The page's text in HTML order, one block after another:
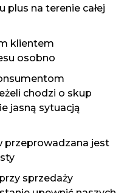
plus na terenie całej
klientem
osobno
chodzi o skup
jasną sytuacją
przeprowadzana jest
sprzedaży